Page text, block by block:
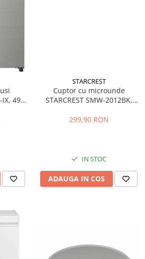
IX, 497
STARCREST
Cuptor cu microunde
STARCREST SMW-2012BK,
mecanic, 6 Trepte de putere,
299,90 RON
IN STOC
ADAUGA IN COS